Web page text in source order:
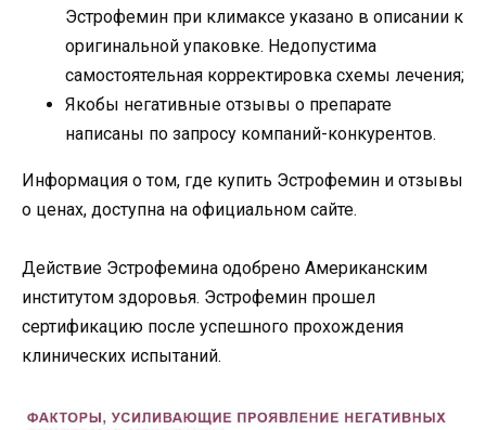
Эстрофемин при климаксе указано в описании к
оригинальной упаковке. Недопустима
самостоятельная корректировка схемы лечения;
Якобы негативные отзывы о препарате
написаны по запросу компаний-конкурентов.
Информация о том, где купить Эстрофемин и отзывы
о ценах, доступна на официальном сайте.
Действие Эстрофемина одобрено Американским
институтом здоровья. Эстрофемин прошел
сертификацию после успешного прохождения
клинических испытаний.